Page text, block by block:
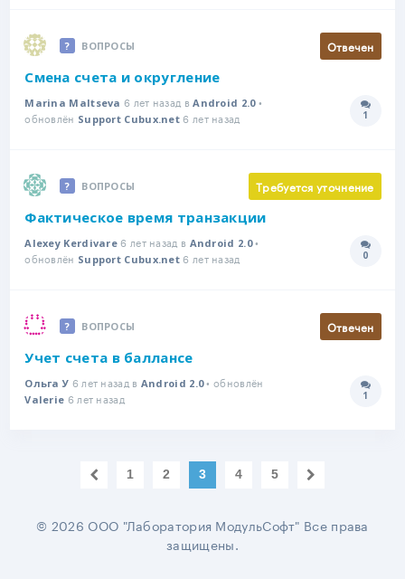
ВОПРОСЫ Отвечен
Смена счета и округление
Marina Maltseva 6 лет назад вAndroid 2.0•
обновлён Support Cubux.net 6 лет назад 1
ВОПРОСЫ Требуется уточнение
Фактическое время транзакции
Alexey Kerdivare 6 лет назад в Android 2.0•
обновлён Support Cubux.net 6 лет назад 0
ВОПРОСЫ Отвечен
Учет счета в баллансе
Ольга У 6 лет назад в Android 2.0• обновлён
Valerie 6 лет назад 1
1 2 3 4 5
© 2026 ООО "Лаборатория МодульСофт" Все права
защищены.